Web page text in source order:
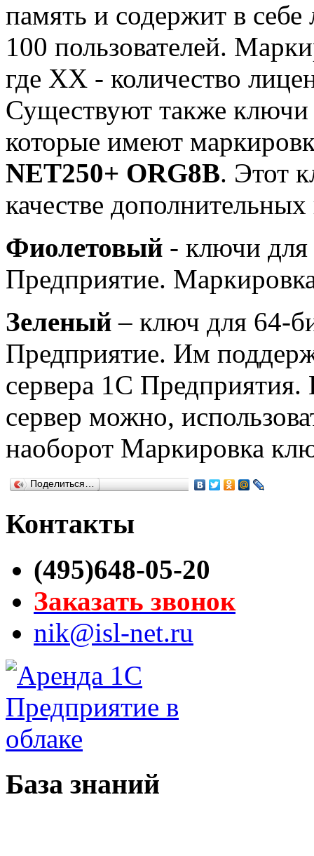
память и содержит в
100 пользователей.
где ХX - количество
Существуют также ключи
которые имеют
NET250+ ORG8B. Этот
качестве
Фиолетовый - ключи для
Предприятие.
Зеленый – ключ для 64-
Предприятие. Им
сервера 1С
сервер можно,
наоборот Маркировка
Поделиться…
Контакты
(495)648-05-20
Заказать звонок
nik@isl-net.ru
База знаний